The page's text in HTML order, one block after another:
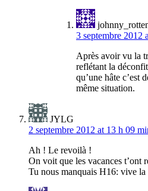
3 septembre 2012
Après avoir vu la
reflétant la
qu’une hâte c’est
même situation.
JYLG
2 septembre 2012 at 13 h 09
Ah ! Le revoilà !
On voit que les vacances t’ont
Tu nous manquais H16: vive la